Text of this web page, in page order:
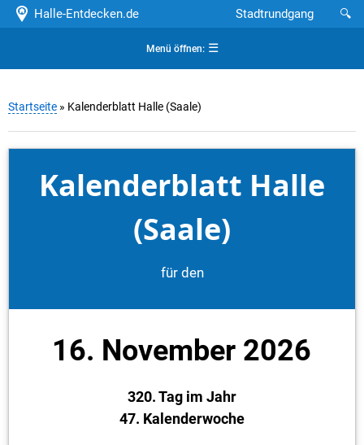
Halle-Entdecken.de 🔍
Stadtrundgang
Menü öffnen:☰
Startseite » Kalenderblatt Halle (Saale)
Kalenderblatt Halle
(Saale)
für den
16. November 2026
320. Tag im Jahr
47. Kalenderwoche